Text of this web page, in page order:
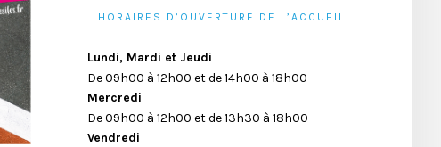
HORAIRES D’OUVERTURE DE L’ACCUEIL
Lundi, Mardi et Jeudi
De 09h00 à 12h00 et de 14h00 à 18h00
Mercredi
De 09h00 à 12h00 et de 13h30 à 18h00
Vendredi